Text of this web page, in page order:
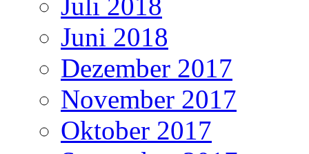
Juni 2018
Dezember 2017
November 2017
Oktober 2017